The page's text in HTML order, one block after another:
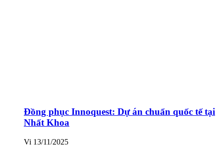
Đồng phục Innoquest: Dự án chuẩn quốc tế tại
Nhất Khoa
Vi 13/11/2025